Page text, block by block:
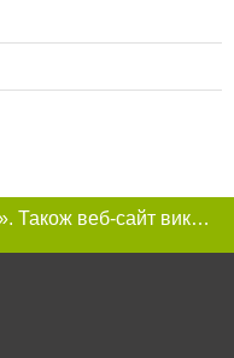
Цей сайт використовує «cookies». Також веб-сайт використовує інтернет-сервіс для збору технічних даних стосовно відвідувачів з метою отримання маркетингової та статистичної інформації. Умови обробки даних відвідувачів сайту див.